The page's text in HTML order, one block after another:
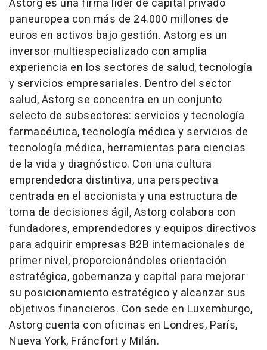
Astorg es una firma líder de capital privado
paneuropea con más de 24.000 millones de
euros en activos bajo gestión. Astorg es un
inversor multiespecializado con amplia
experiencia en los sectores de salud, tecnología
y servicios empresariales. Dentro del sector
salud, Astorg se concentra en un conjunto
selecto de subsectores: servicios y tecnología
farmacéutica, tecnología médica y servicios de
tecnología médica, herramientas para ciencias
de la vida y diagnóstico. Con una cultura
emprendedora distintiva, una perspectiva
centrada en el accionista y una estructura de
toma de decisiones ágil, Astorg colabora con
fundadores, emprendedores y equipos directivos
para adquirir empresas B2B internacionales de
primer nivel, proporcionándoles orientación
estratégica, gobernanza y capital para mejorar
su posicionamiento estratégico y alcanzar sus
objetivos financieros. Con sede en Luxemburgo,
Astorg cuenta con oficinas en Londres, París,
Nueva York, Fráncfort y Milán.